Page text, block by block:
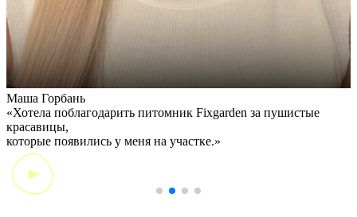
Маша Горбань
«Хотела поблагодарить питомник Fixgarden за пушистые
красавицы,
которые появились у меня на участке.»